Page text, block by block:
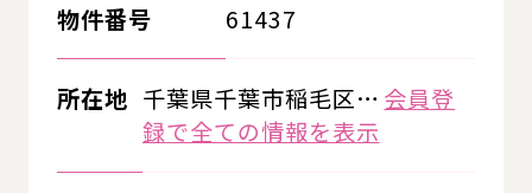
物件番号 61437
所在地 千葉県千葉市稲毛区… 会員登
録で全ての情報を表示